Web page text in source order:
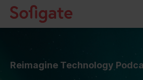
Skip
Reimagine Technology